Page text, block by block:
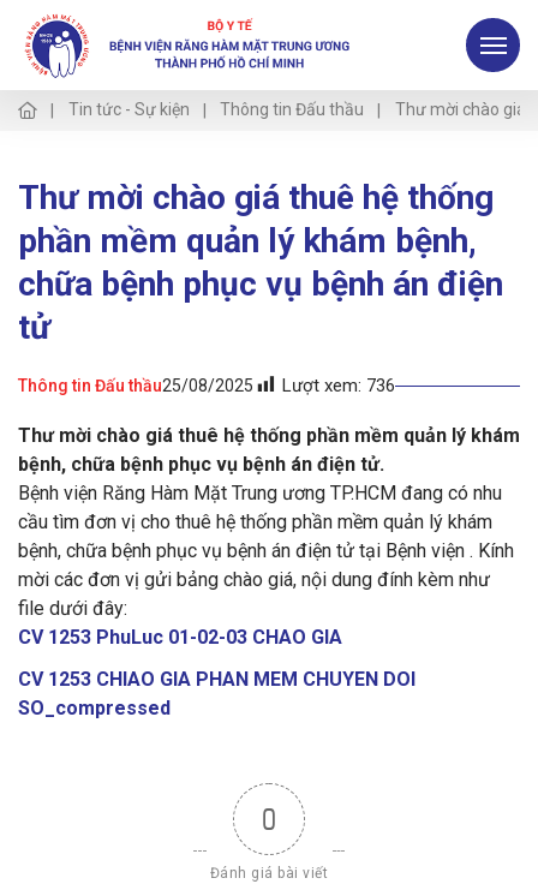
Tin tức - Sự kiện Thông tin Đấu thầu Thư mời chào giá
Thư mời chào giá thuê hệ thống
phần mềm quản lý khám bệnh,
chữa bệnh phục vụ bệnh án điện
tử
Thông tin Đấu thầu25/08/2025 Lượt xem: 736
Thư mời chào giá thuê hệ thống phần mềm quản lý khám
bệnh, chữa bệnh phục vụ bệnh án điện tử.
Bệnh viện Răng Hàm Mặt Trung ương TP.HCM đang có nhu
cầu tìm đơn vị cho thuê hệ thống phần mềm quản lý khám
bệnh, chữa bệnh phục vụ bệnh án điện tử tại Bệnh viện . Kính
mời các đơn vị gửi bảng chào giá, nội dung đính kèm như
file dưới đây:
CV 1253 PhuLuc 01-02-03 CHAO GIA
CV 1253 CHIAO GIA PHAN MEM CHUYEN DOI
SO_compressed
0
Đánh giá bài viết